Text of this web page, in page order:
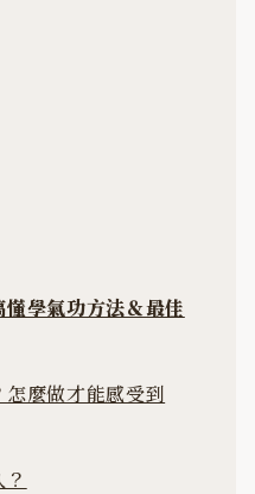
學氣功方法＆最佳
怎麼做才能感受到